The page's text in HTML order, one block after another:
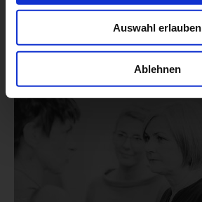
Auswahl erlauben
Ablehnen